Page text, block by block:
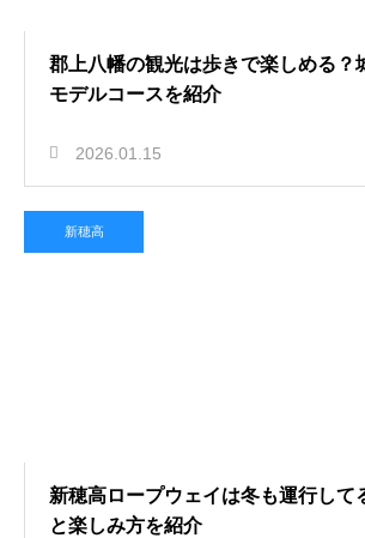
郡上八幡の観光は歩きで楽しめる？
モデルコースを紹介
2026.01.15
新穂高
新穂高ロープウェイは冬も運行して
と楽しみ方を紹介